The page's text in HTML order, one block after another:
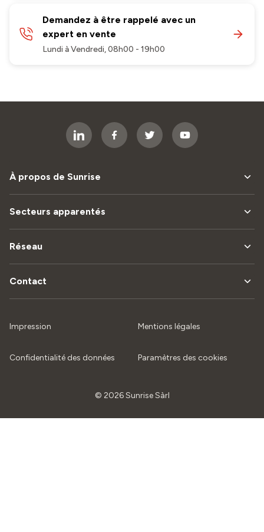
Demandez à être rappelé avec un
expert en vente
Lundi à Vendredi, 08h00 - 19h00
À propos de Sunrise
Secteurs apparentés
Réseau
Contact
© 2026 Sunrise Sàrl
Impression Mentions légales
Confidentialité des données Paramètres des cookies